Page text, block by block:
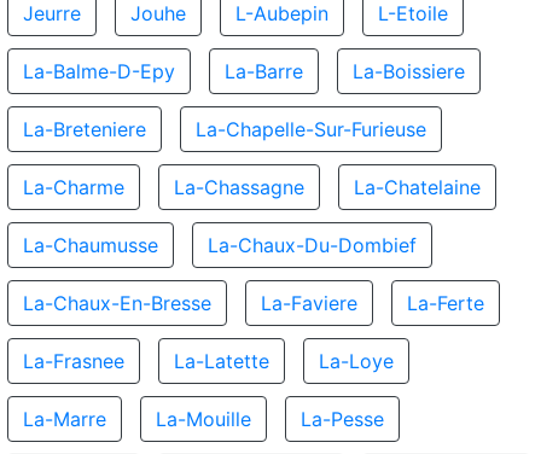
Jeurre Jouhe L-Aubepin L-Etoile
La-Balme-D-Epy La-Barre La-Boissiere
La-Breteniere La-Chapelle-Sur-Furieuse
La-Charme La-Chassagne La-Chatelaine
La-Chaumusse La-Chaux-Du-Dombief
La-Chaux-En-Bresse La-Faviere La-Ferte
La-Frasnee La-Latette La-Loye
La-Marre La-Mouille La-Pesse